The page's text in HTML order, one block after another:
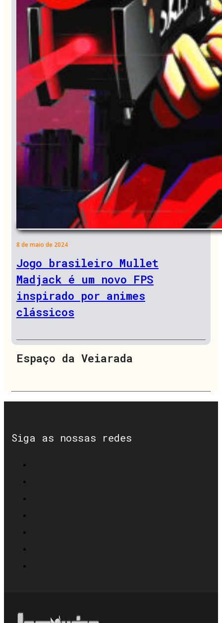
8 de maio de 2024
Jogo brasileiro Mullet
Madjack é um novo FPS
inspirado por animes
clássicos
Espaço da Veiarada
Siga as nossas redes